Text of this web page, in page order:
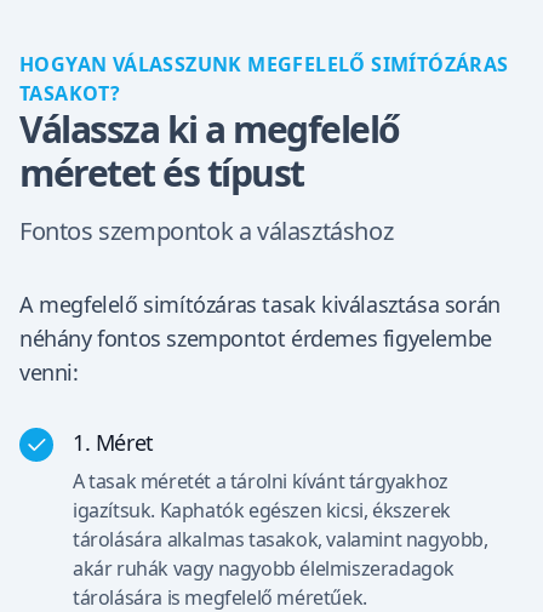
HOGYAN VÁLASSZUNK MEGFELELŐ SIMÍTÓZÁRAS
TASAKOT?
Válassza ki a megfelelő
méretet és típust
Fontos szempontok a választáshoz
A megfelelő simítózáras tasak kiválasztása során
néhány fontos szempontot érdemes figyelembe
venni:
1. Méret
A tasak méretét a tárolni kívánt tárgyakhoz
igazítsuk. Kaphatók egészen kicsi, ékszerek
tárolására alkalmas tasakok, valamint nagyobb,
akár ruhák vagy nagyobb élelmiszeradagok
tárolására is megfelelő méretűek.